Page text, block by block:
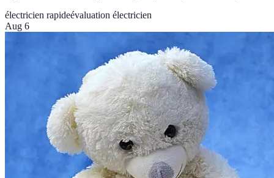
électricien rapideévaluation électricien
Aug 6